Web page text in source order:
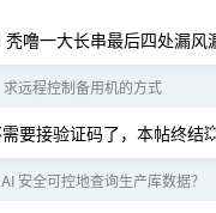
噜一大长串最后四处漏风
远程控制备用机的方式
要接验证码了，本帖终结
安全可控地查询生产库数据？